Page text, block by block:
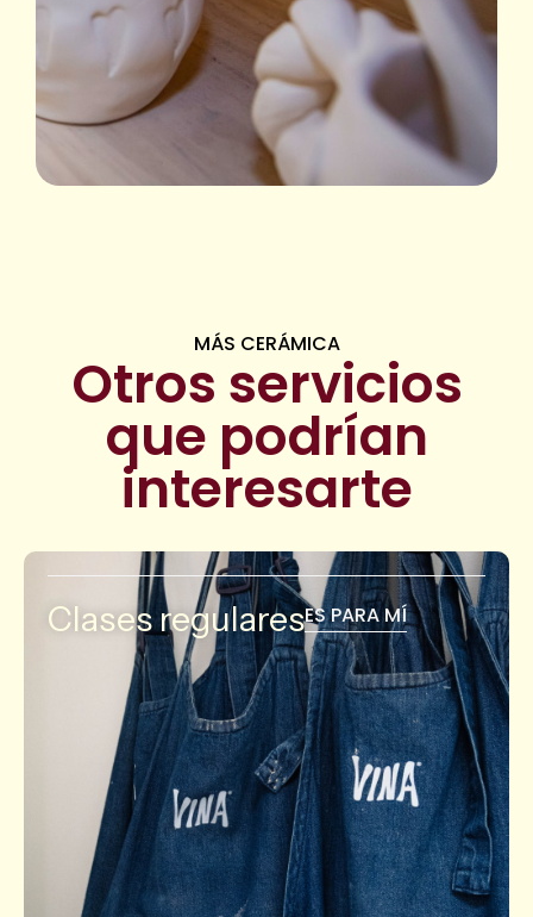
MÁS CERÁMICA
Otros servicios
que podrían
interesarte
Clases regularesES PARA MÍ